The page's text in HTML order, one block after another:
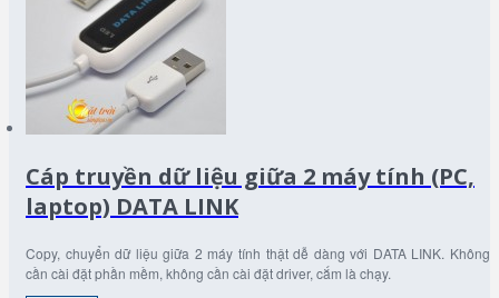
Cáp truyền dữ liệu giữa 2 máy tính (PC,
laptop) DATA LINK
Copy, chuyển dữ liệu giữa 2 máy tính thật dễ dàng với DATA LINK. Không
cần cài đặt phần mềm, không cần cài đặt driver, cắm là chạy.